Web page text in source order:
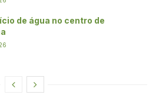
de água no centro de